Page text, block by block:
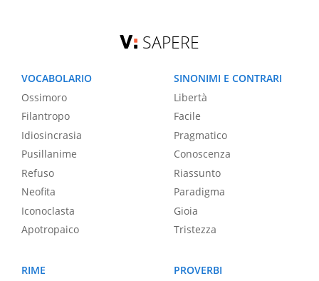
SAPERE
VOCABOLARIO
Ossimoro
Filantropo
Idiosincrasia
Pusillanime
Refuso
Neofita
Iconoclasta
Apotropaico
SINONIMI E CONTRARI
Libertà
Facile
Pragmatico
Conoscenza
Riassunto
Paradigma
Gioia
Tristezza
RIME
PROVERBI